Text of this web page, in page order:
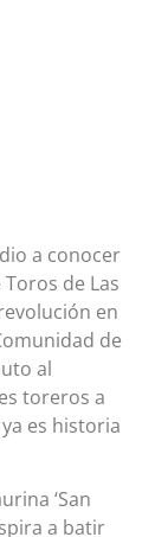
a conocer
de Las
en
de
al
toreros a
es historia
‘San
a batir